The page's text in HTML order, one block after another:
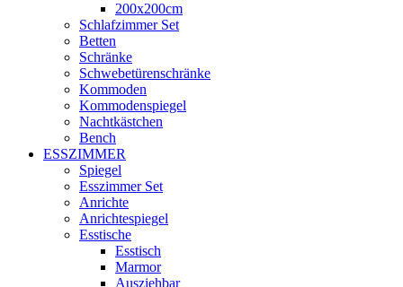
200x200cm
Schlafzimmer Set
Betten
Schränke
Schwebetürenschränke
Kommoden
Kommodenspiegel
Nachtkästchen
Bench
ESSZIMMER
Spiegel
Esszimmer Set
Anrichte
Anrichtespiegel
Esstische
Esstisch
Marmor
Ausziehbar